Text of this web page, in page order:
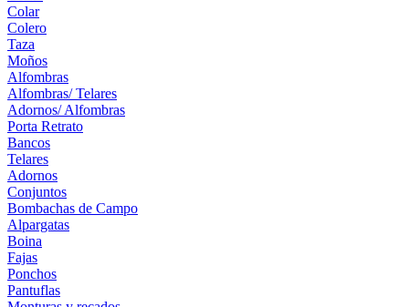
Colar
Colero
Taza
Moños
Alfombras
Alfombras/ Telares
Adornos/ Alfombras
Porta Retrato
Bancos
Telares
Adornos
Conjuntos
Bombachas de Campo
Alpargatas
Boina
Fajas
Ponchos
Pantuflas